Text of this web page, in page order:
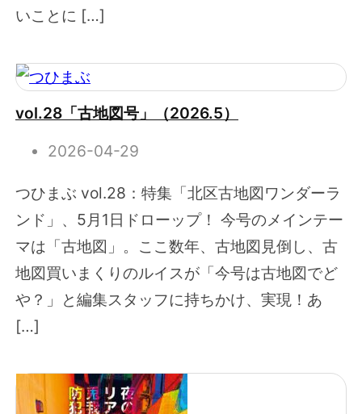
いことに […]
vol.28「古地図号」（2026.5）
2026-04-29
つひまぶ vol.28：特集「北区古地図ワンダーラ
ンド」、5月1日ドローップ！ 今号のメインテー
マは「古地図」。ここ数年、古地図見倒し、古
地図買いまくりのルイスが「今号は古地図でど
や？」と編集スタッフに持ちかけ、実現！あ
[…]